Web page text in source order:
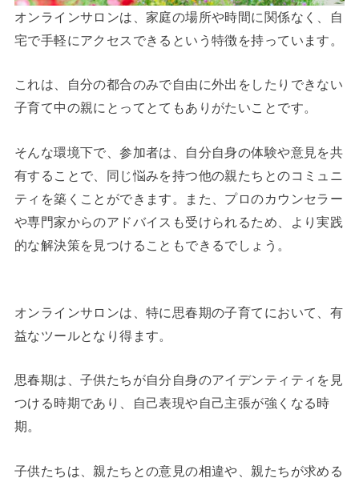
オンラインサロンは、家庭の場所や時間に関係なく、自
宅で手軽にアクセスできるという特徴を持っています。
これは、自分の都合のみで自由に外出をしたりできない
子育て中の親にとってとてもありがたいことです。
そんな環境下で、参加者は、自分自身の体験や意見を共
有することで、同じ悩みを持つ他の親たちとのコミュニ
ティを築くことができます。また、プロのカウンセラー
や専門家からのアドバイスも受けられるため、より実践
的な解決策を見つけることもできるでしょう。
オンラインサロンは、特に思春期の子育てにおいて、有
益なツールとなり得ます。
思春期は、子供たちが自分自身のアイデンティティを見
つける時期であり、自己表現や自己主張が強くなる時
期。
子供たちは、親たちとの意見の相違や、親たちが求める